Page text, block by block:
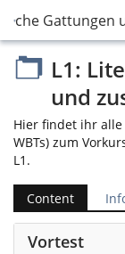
Gattungen
L1:
und
Hier findet ihr alle
WBTs) zum
L1.
Content
Vortest